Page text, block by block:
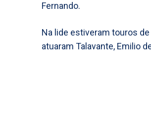
Fernando.
Na lide estiveram touros de
atuaram Talavante, Emilio